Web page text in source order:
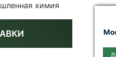
химия